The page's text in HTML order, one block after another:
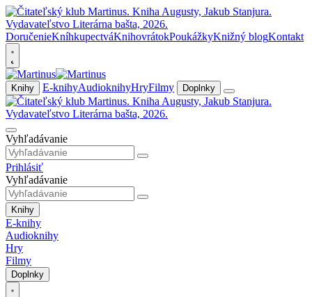
DoručenieKníhkupectváKnihovrátokPoukážkyKnižný blogKontakt
Knihy E-knihyAudioknihyHryFilmy Doplnky
Vyhľadávanie
Prihlásiť
Vyhľadávanie
Knihy
E-knihy
Audioknihy
Hry
Filmy
Doplnky